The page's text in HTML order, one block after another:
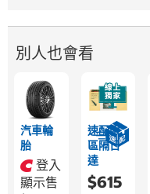
別人也會看
汽車輪
胎
登入
顯示售
速配限
區隔日
達
$615